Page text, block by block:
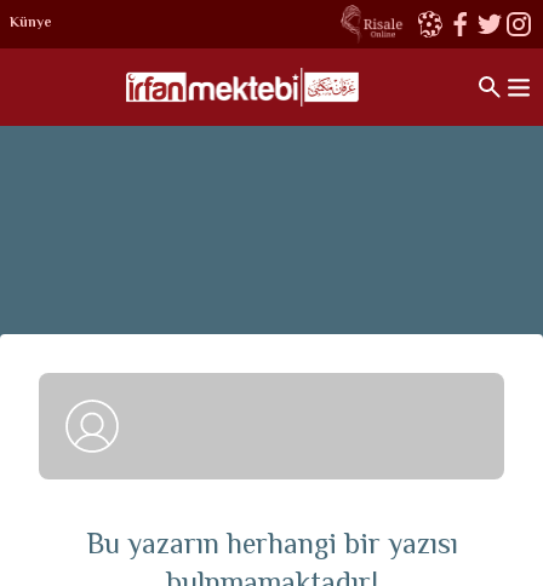
Künye
Bu yazarın herhangi bir yazısı